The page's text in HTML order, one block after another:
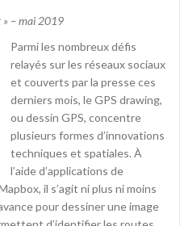
» – mai 2019
Parmi les nombreux défis
relayés sur les réseaux sociaux
et couverts par la presse ces
derniers mois, le GPS drawing,
ou dessin GPS, concentre
plusieurs formes d’innovations
techniques et spatiales. À
l’aide d’applications de
il s’agit ni plus ni moins
pour dessiner une image